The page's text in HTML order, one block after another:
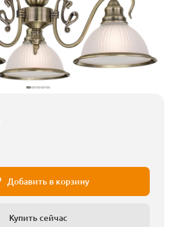
Добавить в корзину
Купить сейчас